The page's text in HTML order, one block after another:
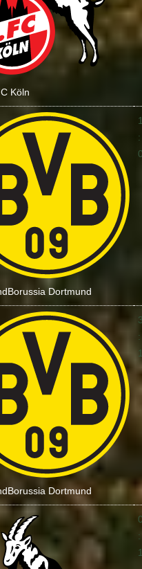
Köln
Borussia Dortmund
:
Borussia Dortmund
:
: